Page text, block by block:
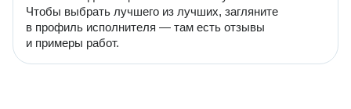
Чтобы выбрать лучшего из лучших, загляните
в профиль исполнителя — там есть отзывы
и примеры работ.